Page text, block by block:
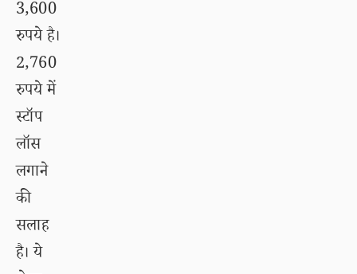
3,600
रुपये है।
2,760
रुपये में
स्टॉप
लॉस
लगाने
की
सलाह
है। ये